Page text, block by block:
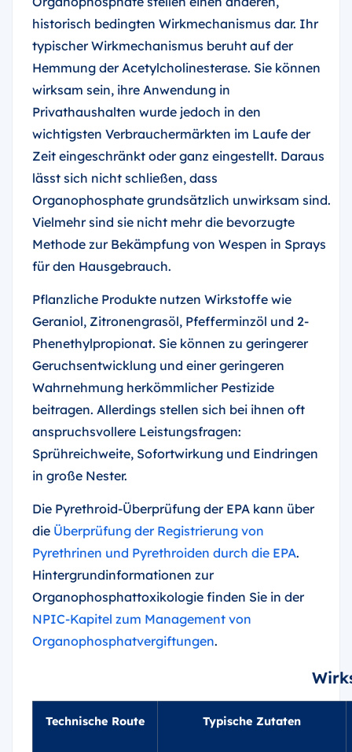
historisch bedingten Wirkmechanismus dar. Ihr
typischer Wirkmechanismus beruht auf der
Hemmung der Acetylcholinesterase. Sie können
wirksam sein, ihre Anwendung in
Privathaushalten wurde jedoch in den
wichtigsten Verbrauchermärkten im Laufe der
Zeit eingeschränkt oder ganz eingestellt. Daraus
lässt sich nicht schließen, dass
Organophosphate grundsätzlich unwirksam sind.
Vielmehr sind sie nicht mehr die bevorzugte
Methode zur Bekämpfung von Wespen in Sprays
für den Hausgebrauch.
Pflanzliche Produkte nutzen Wirkstoffe wie
Geraniol, Zitronengrasöl, Pfefferminzöl und 2-
Phenethylpropionat. Sie können zu geringerer
Geruchsentwicklung und einer geringeren
Wahrnehmung herkömmlicher Pestizide
beitragen. Allerdings stellen sich bei ihnen oft
anspruchsvollere Leistungsfragen:
Sprühreichweite, Sofortwirkung und Eindringen
in große Nester.
Die Pyrethroid-Überprüfung der EPA kann über
die Überprüfung der Registrierung von
Pyrethrinen und Pyrethroiden durch die EPA.
Hintergrundinformationen zur
Organophosphattoxikologie finden Sie in der
NPIC-Kapitel zum Management von
Organophosphatvergiftungen.
Technische Route Typische Zutaten